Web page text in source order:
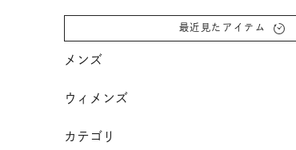
最近見たアイテム
メンズ
ウィメンズ
カテゴリ